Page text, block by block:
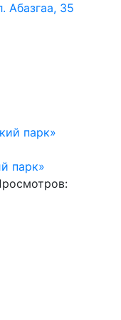
Абазгаа, 35
парк»